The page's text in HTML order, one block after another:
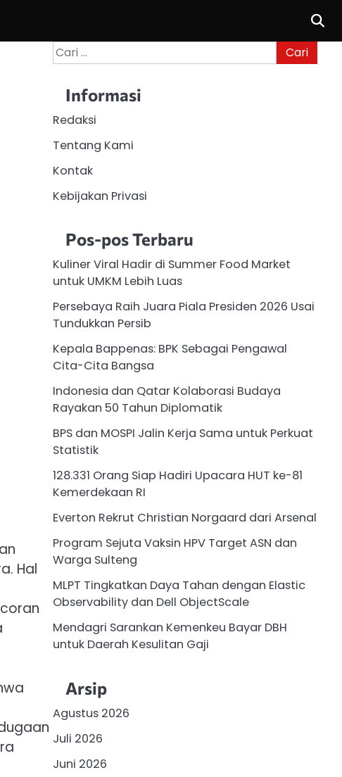
Hal
Cari
untuk:
Informasi
Redaksi
Tentang Kami
Kontak
Kebijakan Privasi
Pos-pos Terbaru
Kuliner Viral Hadir di Summer Food Market
untuk UMKM Lebih Luas
Persebaya Raih Juara Piala Presiden 2026 Usai
Tundukkan Persib
Kepala Bappenas: BPK Sebagai Pengawal
Cita-Cita Bangsa
Indonesia dan Qatar Kolaborasi Budaya
Rayakan 50 Tahun Diplomatik
BPS dan MOSPI Jalin Kerja Sama untuk Perkuat
Statistik
128.331 Orang Siap Hadiri Upacara HUT ke-81
Kemerdekaan RI
Everton Rekrut Christian Norgaard dari Arsenal
Program Sejuta Vaksin HPV Target ASN dan
Warga Sulteng
MLPT Tingkatkan Daya Tahan dengan Elastic
Observability dan Dell ObjectScale
Mendagri Sarankan Kemenkeu Bayar DBH
untuk Daerah Kesulitan Gaji
Arsip
Agustus 2026
Juli 2026
Juni 2026